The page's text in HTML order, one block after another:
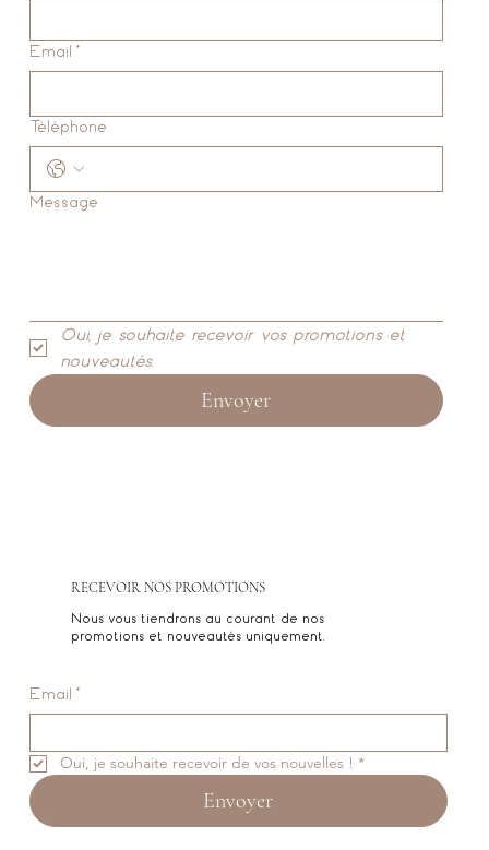
Email *
Téléphone
Message
Oui, je souhaite recevoir vos promotions et
nouveautés.
Envoyer
RECEVOIR NOS PROMOTIONS
Nous vous tiendrons au courant de nos
promotions et nouveautés uniquement.
Email *
Oui, je souhaite recevoir de vos nouvelles ! *
Envoyer